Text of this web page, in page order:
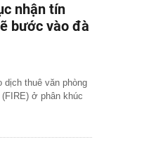
nhận tín
bước vào đà
dịch thuê văn phòng
ở phân khúc